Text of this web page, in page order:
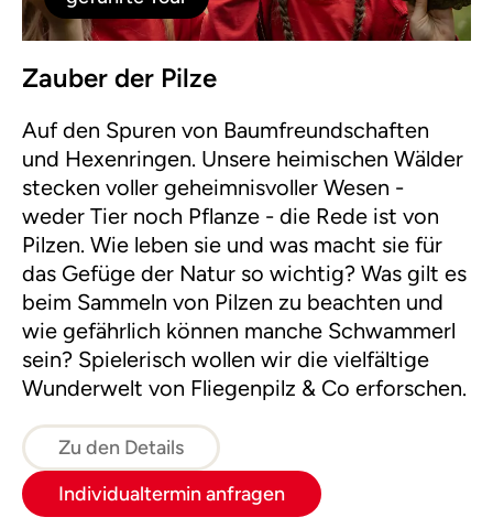
Zauber der Pilze
Auf den Spuren von Baumfreundschaften
und Hexenringen. Unsere heimischen Wälder
stecken voller geheimnisvoller Wesen -
weder Tier noch Pflanze - die Rede ist von
Pilzen. Wie leben sie und was macht sie für
das Gefüge der Natur so wichtig? Was gilt es
beim Sammeln von Pilzen zu beachten und
wie gefährlich können manche Schwammerl
sein? Spielerisch wollen wir die vielfältige
Wunderwelt von Fliegenpilz & Co erforschen.
Zu den Details
Individualtermin anfragen